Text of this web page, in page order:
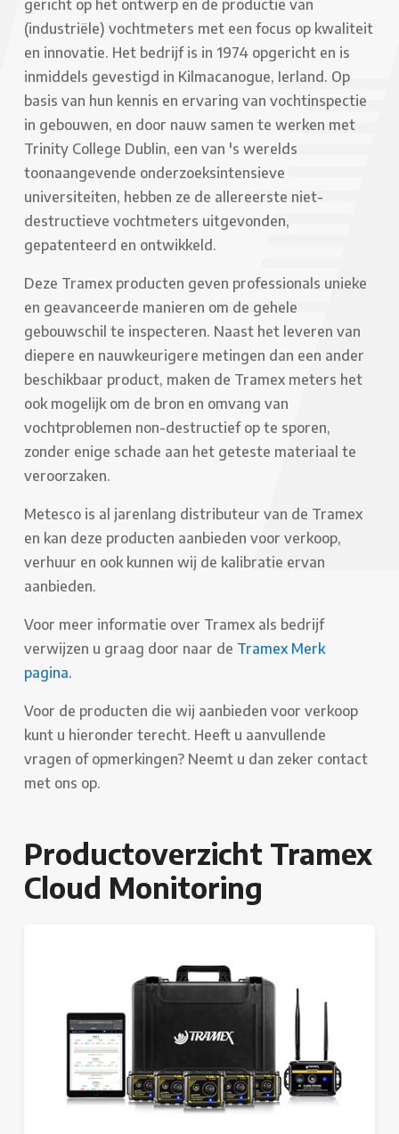
gericht op het ontwerp en de productie van
(industriële) vochtmeters met een focus op kwaliteit
en innovatie. Het bedrijf is in 1974 opgericht en is
inmiddels gevestigd in Kilmacanogue, Ierland. Op
basis van hun kennis en ervaring van vochtinspectie
in gebouwen, en door nauw samen te werken met
Trinity College Dublin, een van 's werelds
toonaangevende onderzoeksintensieve
universiteiten, hebben ze de allereerste niet-
destructieve vochtmeters uitgevonden,
gepatenteerd en ontwikkeld.
Deze Tramex producten geven professionals unieke
en geavanceerde manieren om de gehele
gebouwschil te inspecteren. Naast het leveren van
diepere en nauwkeurigere metingen dan een ander
beschikbaar product, maken de Tramex meters het
ook mogelijk om de bron en omvang van
vochtproblemen non-destructief op te sporen,
zonder enige schade aan het geteste materiaal te
veroorzaken.
Metesco is al jarenlang distributeur van de Tramex
en kan deze producten aanbieden voor verkoop,
verhuur en ook kunnen wij de kalibratie ervan
aanbieden.
Voor meer informatie over Tramex als bedrijf
verwijzen u graag door naar de Tramex Merk
pagina.
Voor de producten die wij aanbieden voor verkoop
kunt u hieronder terecht. Heeft u aanvullende
vragen of opmerkingen? Neemt u dan zeker contact
met ons op.
Productoverzicht Tramex
Cloud Monitoring